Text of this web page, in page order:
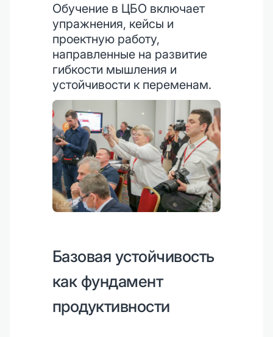
Обучение в ЦБО включает
упражнения, кейсы и
проектную работу,
направленные на развитие
гибкости мышления и
устойчивости к переменам.
Базовая устойчивость
как фундамент
продуктивности